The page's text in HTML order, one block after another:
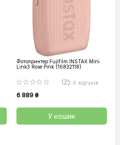
Фотопринтер Fujifilm INSTAX Mini
Link3 Rose Pink (16832118)
0 відгуків
6 889 ₴
У кошик